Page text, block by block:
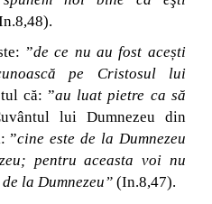
”de ce nu au fost acești
pe Cristosul lui
că: ”au luat pietre ca să
lui Dumnezeu din
”cine este de la Dumnezeu
pentru aceasta voi nu
la Dumnezeu”(In.8,47).